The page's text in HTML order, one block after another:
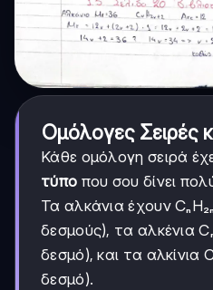
Ομόλογες Σειρές
Κάθε ομόλογη σειρά
τύπο που σου δίνει
Τα αλκάνια έχουν
δεσμούς), τα αλκένια
δεσμό), και τα αλκίνια
δεσμό).